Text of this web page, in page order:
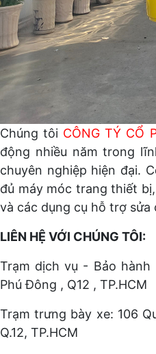
Chúng tôi CÔNG TÝ CỔ
động nhiều năm trong
chuyên nghiệp hiện đại.
đủ máy móc trang thiết
và các dụng cụ hỗ trợ sửa
LIÊN HỆ VỚI CHÚNG TÔI:
Trạm dịch vụ - Bảo
Phú Đông , Q12 , TP.HCM
Trạm trưng bày xe: 106
Q.12, TP.HCM